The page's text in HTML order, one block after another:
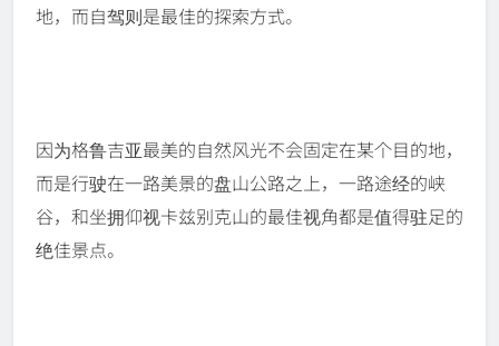
地，而自驾则是最佳的探索方式。
因为格鲁吉亚最美的自然风光不会固定在某个目的地，
而是行驶在一路美景的盘山公路之上，一路途经的峡
谷，和坐拥仰视卡兹别克山的最佳视角都是值得驻足的
绝佳景点。